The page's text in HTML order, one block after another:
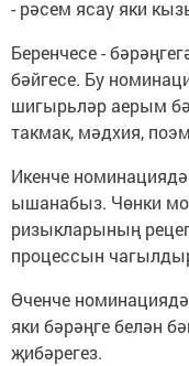
- рәсем ясау яки
Беренчесе -
бәйгесе. Бу
шигырьләр аерым
такмак, мәдхия,
Икенче
ышанабыз. Чөнки
ризыкларының
процессын
Өченче
яки бәрәңге белән
җибәрегез.